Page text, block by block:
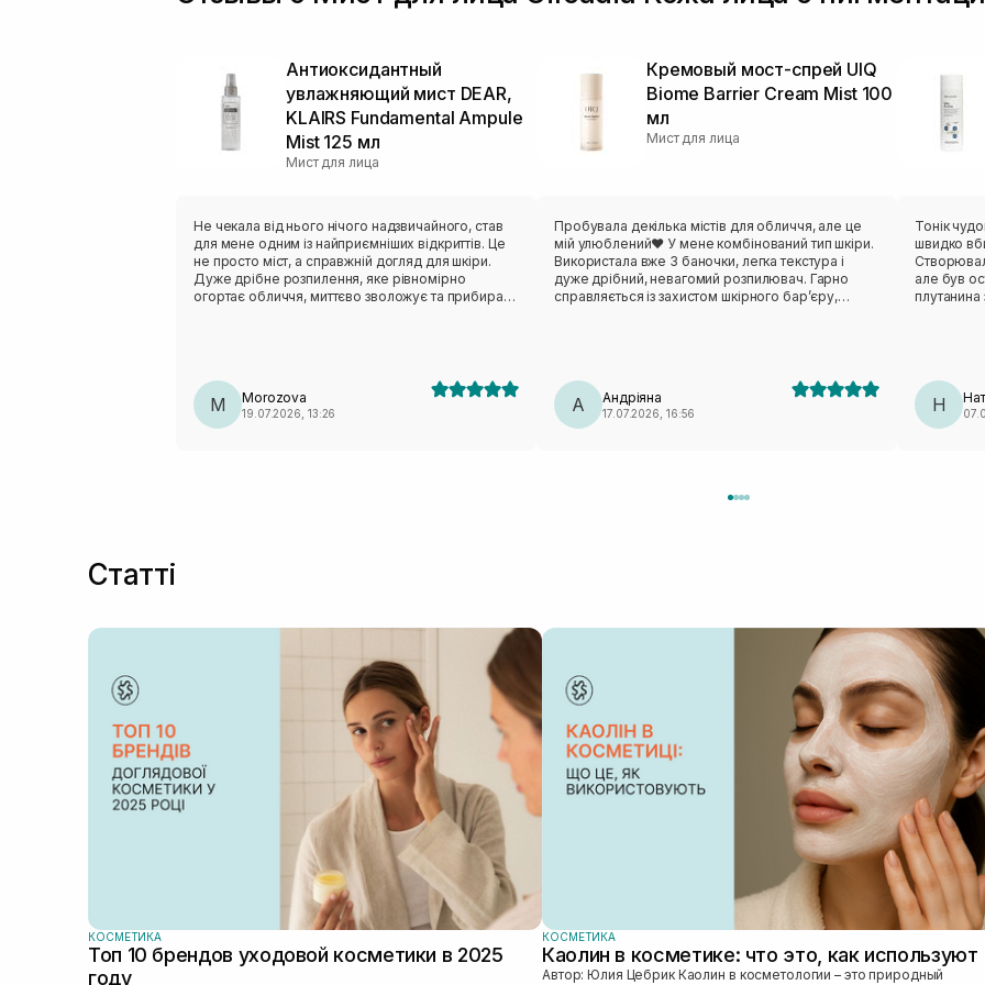
Антиоксидантный
увлажняющий мист DEAR,
KLAIRS Fundamental Ampule
Mist 125 мл
Мист для лица
Не чекала від нього нічого надзвичайного, став
для мене одним із найприємніших відкриттів. Це
не просто міст, а справжній догляд для шкіри.
Дуже дрібне розпилення, яке рівномірно
огортає обличчя, миттєво зволожує та прибирає
після вмивання, і протягом дня, коли хочеться
освіжити обличчя.
M Morozova
19.07.2026, 13:26
Кремовый мост-спрей UIQ
Biome Barrier Cream Mist 100
мл
Мист для лица
Пробувала декілька містів для обличчя, але це
мій улюблений❤️ У мене комбінований тип шкіри.
Використала вже 3 баночки, легка текстура і
дуже дрібний, невагомий розпилювач. Гарно
справляється із захистом шкірного барʼєру,
А Андріяна
17.07.2026, 16:56
Тонік
швидко
але був
плутанина з
по
захваті
Н
Статті
КОСМЕТИКА
Топ 10 брендов уходовой косметики в 2025
году
КОСМЕТИКА
Каолин в косметике: что это, как используют
Автор: Юлия Цебрик Каолин в косметологии – это природный